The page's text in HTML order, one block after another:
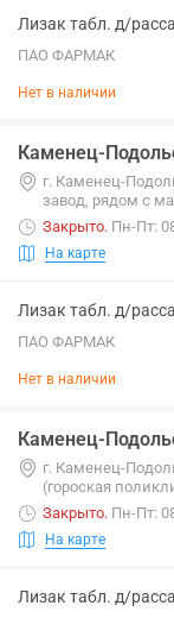
Лизак табл. д/
ПАО ФАРМАК
Нет в наличии
Каменец-
г. Каменец-
завод, рядом с
Закрыто. Пн-Пт:
На карте
Лизак табл. д/
ПАО ФАРМАК
Нет в наличии
Каменец-
г. Каменец-
(гороская
Закрыто. Пн-Пт:
На карте
Лизак табл. д/